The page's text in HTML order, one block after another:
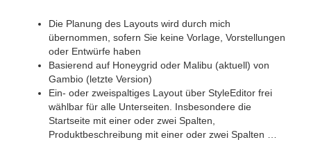
Die Planung des Layouts wird durch mich
übernommen, sofern Sie keine Vorlage, Vorstellungen
oder Entwürfe haben
Basierend auf Honeygrid oder Malibu (aktuell) von
Gambio (letzte Version)
Ein- oder zweispaltiges Layout über StyleEditor frei
wählbar für alle Unterseiten. Insbesondere die
Startseite mit einer oder zwei Spalten,
Produktbeschreibung mit einer oder zwei Spalten …